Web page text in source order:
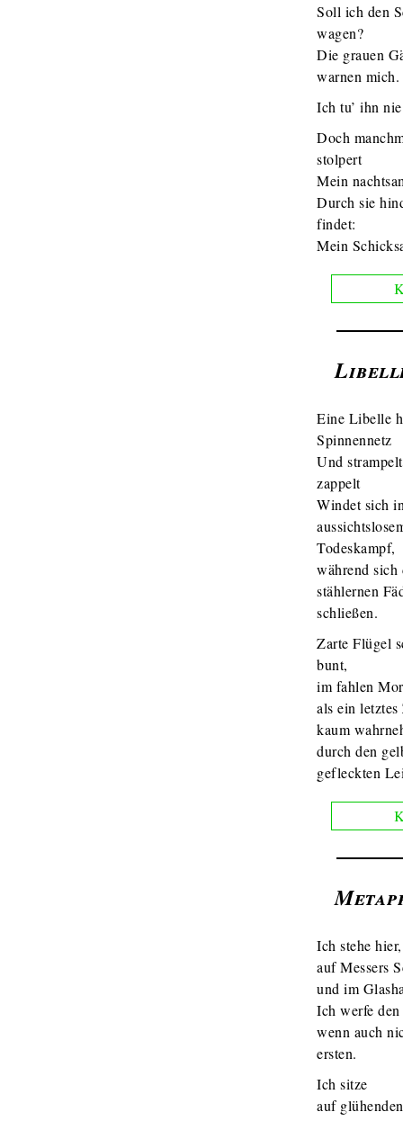
Soll ich den
wagen?
Die grauen
warnen mich.
Ich tu’ ihn
Doch
stolpert
Mein
Durch sie
findet:
Mein
Eine Libelle
Spinnennetz
Und
zappelt
Windet sich
Todeskampf,
während sich
stählernen
schließen.
Zarte Flügel
bunt,
im fahlen
als ein
kaum
durch den
gefleckten
Ich stehe hier,
auf Messers
und im
Ich werfe
wenn auch
ersten.
Ich sitze
auf